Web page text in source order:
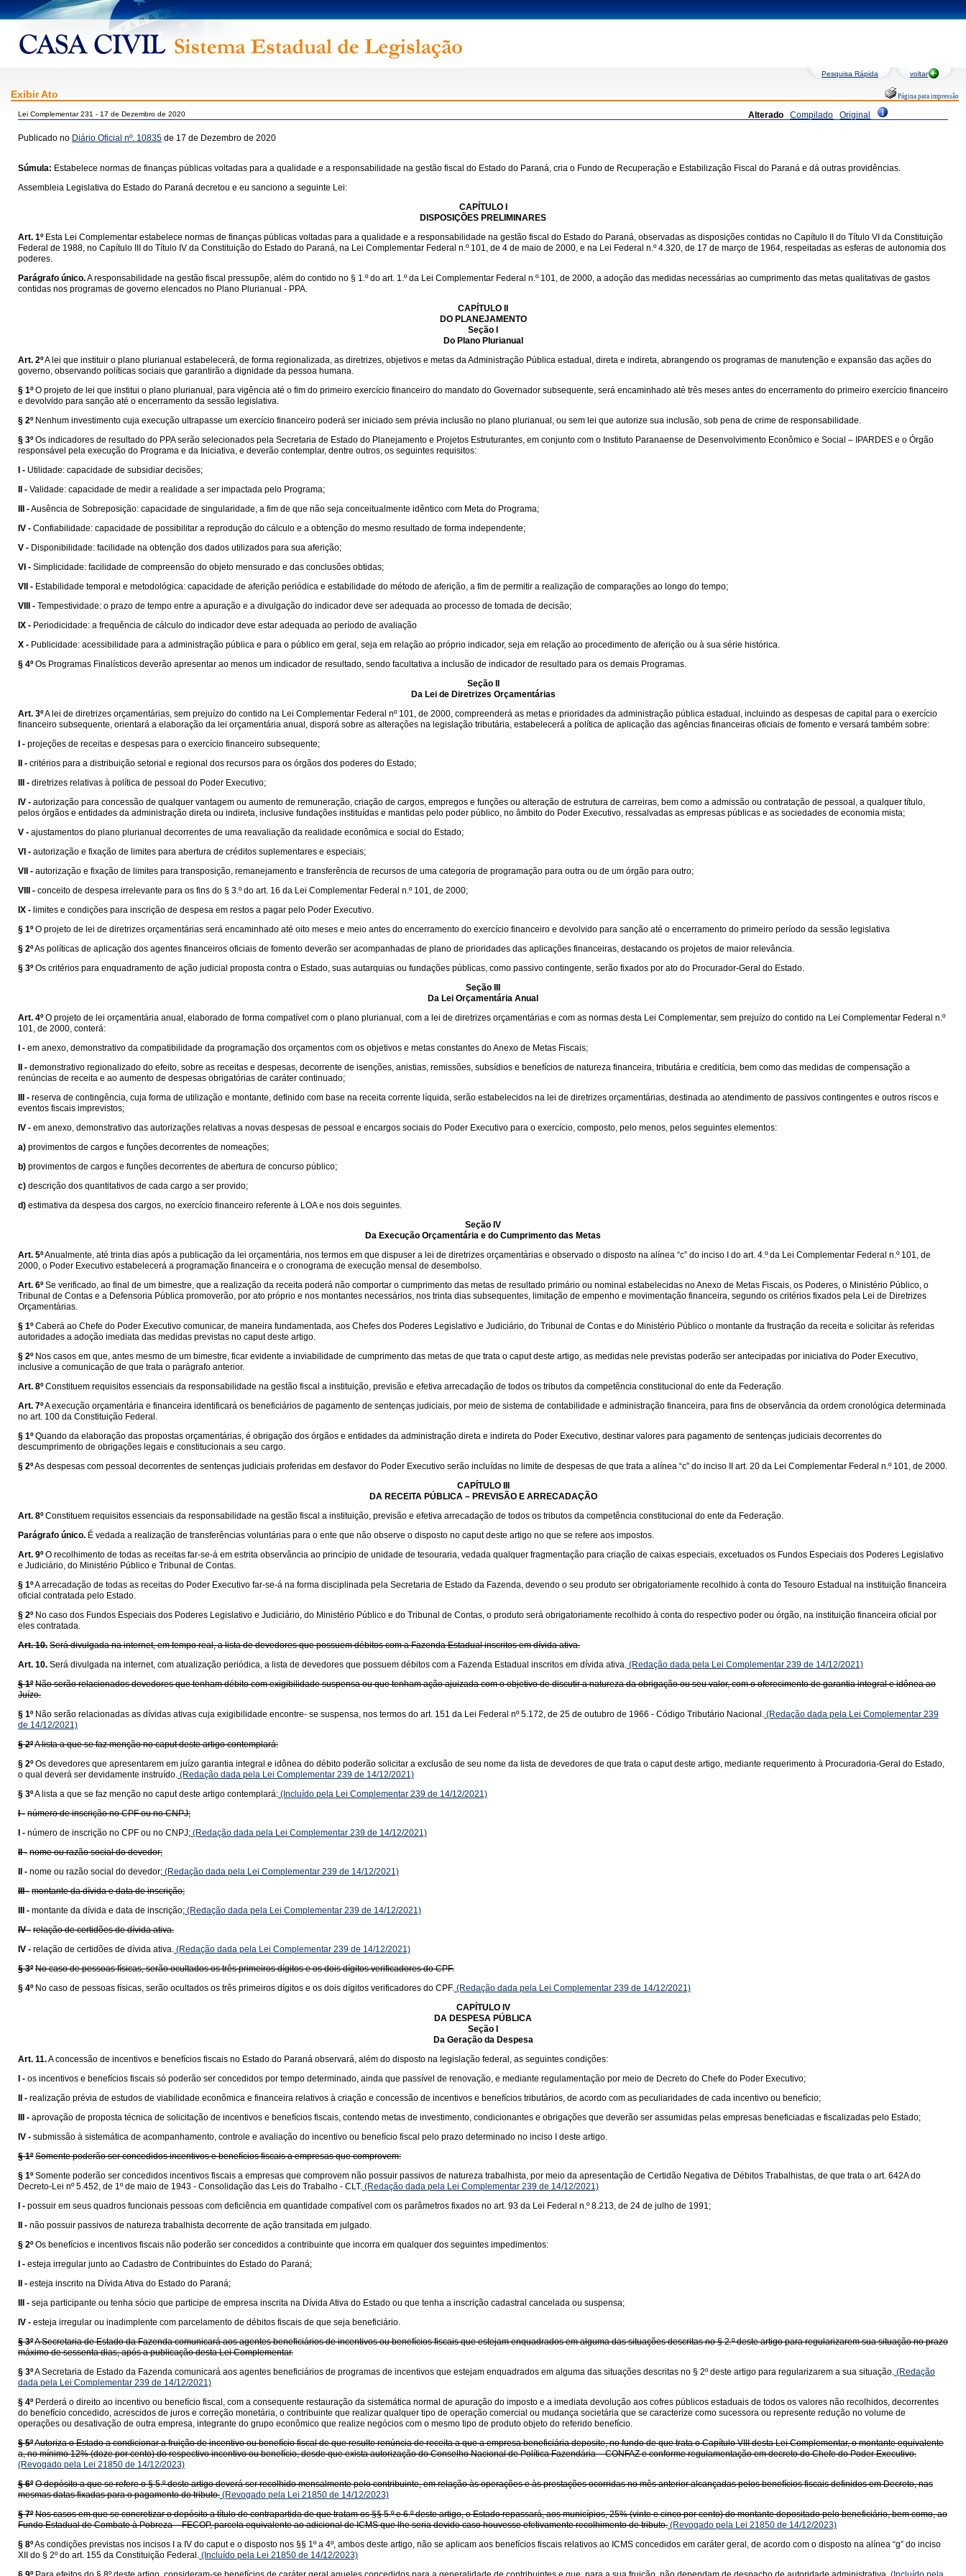
Pesquisa Rápida voltar
Exibir Ato Página para impressão
Alterado Compilado Original
Lei Complementar 231 - 17 de Dezembro de 2020
Publicado no Diário Oficial nº. 10835 de 17 de Dezembro de 2020
Súmula: Estabelece normas de finanças públicas voltadas para a qualidade e a responsabilidade na gestão fiscal do Estado do Paraná, cria o Fundo de Recuperação e Estabilização Fiscal do Paraná e dá outras providências.
Assembleia Legislativa do Estado do Paraná decretou e eu sanciono a seguinte Lei:
CAPÍTULO I
DISPOSIÇÕES PRELIMINARES
Art. 1º Esta Lei Complementar estabelece normas de finanças públicas voltadas para a qualidade e a responsabilidade na gestão fiscal do Estado do Paraná, observadas as disposições contidas no Capítulo II do Título VI da Constituição
Federal de 1988, no Capítulo III do Título IV da Constituição do Estado do Paraná, na Lei Complementar Federal n.º 101, de 4 de maio de 2000, e na Lei Federal n.º 4.320, de 17 de março de 1964, respeitadas as esferas de autonomia dos
poderes.
Parágrafo único.A responsabilidade na gestão fiscal pressupõe, além do contido no § 1.º do art. 1.º da Lei Complementar Federal n.º 101, de 2000, a adoção das medidas necessárias ao cumprimento das metas qualitativas de gastos
contidas nos programas de governo elencados no Plano Plurianual - PPA.
CAPÍTULO II
DO PLANEJAMENTO
Seção I
Do Plano Plurianual
Art. 2ºA lei que instituir o plano plurianual estabelecerá, de forma regionalizada, as diretrizes, objetivos e metas da Administração Pública estadual, direta e indireta, abrangendo os programas de manutenção e expansão das ações do
governo, observando políticas sociais que garantirão a dignidade da pessoa humana.
§ 1º O projeto de lei que institui o plano plurianual, para vigência até o fim do primeiro exercício financeiro do mandato do Governador subsequente, será encaminhado até três meses antes do encerramento do primeiro exercício financeiro
e devolvido para sanção até o encerramento da sessão legislativa.
§ 2º Nenhum investimento cuja execução ultrapasse um exercício financeiro poderá ser iniciado sem prévia inclusão no plano plurianual, ou sem lei que autorize sua inclusão, sob pena de crime de responsabilidade.
§ 3º Os indicadores de resultado do PPA serão selecionados pela Secretaria de Estado do Planejamento e Projetos Estruturantes, em conjunto com o Instituto Paranaense de Desenvolvimento Econômico e Social – IPARDES e o Órgão
responsável pela execução do Programa e da Iniciativa, e deverão contemplar, dentre outros, os seguintes requisitos:
I - Utilidade: capacidade de subsidiar decisões;
II - Validade: capacidade de medir a realidade a ser impactada pelo Programa;
III -Ausência de Sobreposição: capacidade de singularidade, a fim de que não seja conceitualmente idêntico com Meta do Programa;
IV - Confiabilidade: capacidade de possibilitar a reprodução do cálculo e a obtenção do mesmo resultado de forma independente;
V - Disponibilidade: facilidade na obtenção dos dados utilizados para sua aferição;
VI - Simplicidade: facilidade de compreensão do objeto mensurado e das conclusões obtidas;
VII - Estabilidade temporal e metodológica: capacidade de aferição periódica e estabilidade do método de aferição, a fim de permitir a realização de comparações ao longo do tempo;
VIII - Tempestividade: o prazo de tempo entre a apuração e a divulgação do indicador deve ser adequada ao processo de tomada de decisão;
IX - Periodicidade: a frequência de cálculo do indicador deve estar adequada ao período de avaliação
X - Publicidade: acessibilidade para a administração pública e para o público em geral, seja em relação ao próprio indicador, seja em relação ao procedimento de aferição ou à sua série histórica.
§ 4º Os Programas Finalísticos deverão apresentar ao menos um indicador de resultado, sendo facultativa a inclusão de indicador de resultado para os demais Programas.
Seção II
Da Lei de Diretrizes Orçamentárias
Art. 3ºA lei de diretrizes orçamentárias, sem prejuízo do contido na Lei Complementar Federal nº 101, de 2000, compreenderá as metas e prioridades da administração pública estadual, incluindo as despesas de capital para o exercício
financeiro subsequente, orientará a elaboração da lei orçamentária anual, disporá sobre as alterações na legislação tributária, estabelecerá a política de aplicação das agências financeiras oficiais de fomento e versará também sobre:
I - projeções de receitas e despesas para o exercício financeiro subsequente;
II - critérios para a distribuição setorial e regional dos recursos para os órgãos dos poderes do Estado;
III - diretrizes relativas à política de pessoal do Poder Executivo;
IV - autorização para concessão de qualquer vantagem ou aumento de remuneração, criação de cargos, empregos e funções ou alteração de estrutura de carreiras, bem como a admissão ou contratação de pessoal, a qualquer título,
pelos órgãos e entidades da administração direta ou indireta, inclusive fundações instituídas e mantidas pelo poder público, no âmbito do Poder Executivo, ressalvadas as empresas públicas e as sociedades de economia mista;
V - ajustamentos do plano plurianual decorrentes de uma reavaliação da realidade econômica e social do Estado;
VI - autorização e fixação de limites para abertura de créditos suplementares e especiais;
VII - autorização e fixação de limites para transposição, remanejamento e transferência de recursos de uma categoria de programação para outra ou de um órgão para outro;
VIII - conceito de despesa irrelevante para os fins do § 3.º do art. 16 da Lei Complementar Federal n.º 101, de 2000;
IX - limites e condições para inscrição de despesa em restos a pagar pelo Poder Executivo.
§ 1º O projeto de lei de diretrizes orçamentárias será encaminhado até oito meses e meio antes do encerramento do exercício financeiro e devolvido para sanção até o encerramento do primeiro período da sessão legislativa
§ 2ºAs políticas de aplicação dos agentes financeiros oficiais de fomento deverão ser acompanhadas de plano de prioridades das aplicações financeiras, destacando os projetos de maior relevância.
§ 3º Os critérios para enquadramento de ação judicial proposta contra o Estado, suas autarquias ou fundações públicas, como passivo contingente, serão fixados por ato do Procurador-Geral do Estado.
Seção III
Da Lei Orçamentária Anual
Art. 4º O projeto de lei orçamentária anual, elaborado de forma compatível com o plano plurianual, com a lei de diretrizes orçamentárias e com as normas desta Lei Complementar, sem prejuízo do contido na Lei Complementar Federal n.º
101, de 2000, conterá:
I - em anexo, demonstrativo da compatibilidade da programação dos orçamentos com os objetivos e metas constantes do Anexo de Metas Fiscais;
II - demonstrativo regionalizado do efeito, sobre as receitas e despesas, decorrente de isenções, anistias, remissões, subsídios e benefícios de natureza financeira, tributária e creditícia, bem como das medidas de compensação a
renúncias de receita e ao aumento de despesas obrigatórias de caráter continuado;
III - reserva de contingência, cuja forma de utilização e montante, definido com base na receita corrente líquida, serão estabelecidos na lei de diretrizes orçamentárias, destinada ao atendimento de passivos contingentes e outros riscos e
eventos fiscais imprevistos;
IV - em anexo, demonstrativo das autorizações relativas a novas despesas de pessoal e encargos sociais do Poder Executivo para o exercício, composto, pelo menos, pelos seguintes elementos:
a) provimentos de cargos e funções decorrentes de nomeações;
b) provimentos de cargos e funções decorrentes de abertura de concurso público;
c) descrição dos quantitativos de cada cargo a ser provido;
d) estimativa da despesa dos cargos, no exercício financeiro referente à LOA e nos dois seguintes.
Seção IV
Da Execução Orçamentária e do Cumprimento das Metas
Art. 5ºAnualmente, até trinta dias após a publicação da lei orçamentária, nos termos em que dispuser a lei de diretrizes orçamentárias e observado o disposto na alínea “c” do inciso I do art. 4.º da Lei Complementar Federal n.º 101, de
2000, o Poder Executivo estabelecerá a programação financeira e o cronograma de execução mensal de desembolso.
Art. 6º Se verificado, ao final de um bimestre, que a realização da receita poderá não comportar o cumprimento das metas de resultado primário ou nominal estabelecidas no Anexo de Metas Fiscais, os Poderes, o Ministério Público, o
Tribunal de Contas e a Defensoria Pública promoverão, por ato próprio e nos montantes necessários, nos trinta dias subsequentes, limitação de empenho e movimentação financeira, segundo os critérios fixados pela Lei de Diretrizes
Orçamentárias.
§ 1º Caberá ao Chefe do Poder Executivo comunicar, de maneira fundamentada, aos Chefes dos Poderes Legislativo e Judiciário, do Tribunal de Contas e do Ministério Público o montante da frustração da receita e solicitar às referidas
autoridades a adoção imediata das medidas previstas no caput deste artigo.
§ 2º Nos casos em que, antes mesmo de um bimestre, ficar evidente a inviabilidade de cumprimento das metas de que trata o caput deste artigo, as medidas nele previstas poderão ser antecipadas por iniciativa do Poder Executivo,
inclusive a comunicação de que trata o parágrafo anterior.
Art. 8º Constituem requisitos essenciais da responsabilidade na gestão fiscal a instituição, previsão e efetiva arrecadação de todos os tributos da competência constitucional do ente da Federação.
Art. 7ºA execução orçamentária e financeira identificará os beneficiários de pagamento de sentenças judiciais, por meio de sistema de contabilidade e administração financeira, para fins de observância da ordem cronológica determinada
no art. 100 da Constituição Federal.
§ 1º Quando da elaboração das propostas orçamentárias, é obrigação dos órgãos e entidades da administração direta e indireta do Poder Executivo, destinar valores para pagamento de sentenças judiciais decorrentes do
descumprimento de obrigações legais e constitucionais a seu cargo.
§ 2ºAs despesas com pessoal decorrentes de sentenças judiciais proferidas em desfavor do Poder Executivo serão incluídas no limite de despesas de que trata a alínea “c” do inciso II art. 20 da Lei Complementar Federal n.º 101, de 2000.
CAPÍTULO III
DA RECEITA PÚBLICA – PREVISÃO E ARRECADAÇÃO
Art. 8º Constituem requisitos essenciais da responsabilidade na gestão fiscal a instituição, previsão e efetiva arrecadação de todos os tributos da competência constitucional do ente da Federação.
Parágrafo único. É vedada a realização de transferências voluntárias para o ente que não observe o disposto no caput deste artigo no que se refere aos impostos.
Art. 9º O recolhimento de todas as receitas far-se-á em estrita observância ao princípio de unidade de tesouraria, vedada qualquer fragmentação para criação de caixas especiais, excetuados os Fundos Especiais dos Poderes Legislativo
e Judiciário, do Ministério Público e Tribunal de Contas.
§ 1ºA arrecadação de todas as receitas do Poder Executivo far-se-á na forma disciplinada pela Secretaria de Estado da Fazenda, devendo o seu produto ser obrigatoriamente recolhido à conta do Tesouro Estadual na instituição financeira
oficial contratada pelo Estado.
§ 2º No caso dos Fundos Especiais dos Poderes Legislativo e Judiciário, do Ministério Público e do Tribunal de Contas, o produto será obrigatoriamente recolhido à conta do respectivo poder ou órgão, na instituição financeira oficial por
eles contratada.
Art. 10. Será divulgada na internet, em tempo real, a lista de devedores que possuem débitos com a Fazenda Estadual inscritos em dívida ativa.
Art. 10. Será divulgada na internet, com atualização periódica, a lista de devedores que possuem débitos com a Fazenda Estadual inscritos em dívida ativa. (Redação dada pela Lei Complementar 239 de 14/12/2021)
§ 1º Não serão relacionados devedores que tenham débito com exigibilidade suspensa ou que tenham ação ajuizada com o objetivo de discutir a natureza da obrigação ou seu valor, com o oferecimento de garantia integral e idônea ao
Juízo.
§ 1º Não serão relacionadas as dívidas ativas cuja exigibilidade encontre- se suspensa, nos termos do art. 151 da Lei Federal nº 5.172, de 25 de outubro de 1966 - Código Tributário Nacional. (Redação dada pela Lei Complementar 239
de 14/12/2021)
§ 2ºA lista a que se faz menção no caput deste artigo contemplará:
§ 2º Os devedores que apresentarem em juízo garantia integral e idônea do débito poderão solicitar a exclusão de seu nome da lista de devedores de que trata o caput deste artigo, mediante requerimento à Procuradoria-Geral do Estado,
o qual deverá ser devidamente instruído. (Redação dada pela Lei Complementar 239 de 14/12/2021)
§ 3ºA lista a que se faz menção no caput deste artigo contemplará: (Incluído pela Lei Complementar 239 de 14/12/2021)
I - número de inscrição no CPF ou no CNPJ;
I - número de inscrição no CPF ou no CNPJ; (Redação dada pela Lei Complementar 239 de 14/12/2021)
II - nome ou razão social do devedor;
II - nome ou razão social do devedor; (Redação dada pela Lei Complementar 239 de 14/12/2021)
III - montante da dívida e data de inscrição;
III - montante da dívida e data de inscrição; (Redação dada pela Lei Complementar 239 de 14/12/2021)
IV - relação de certidões de dívida ativa.
IV - relação de certidões de dívida ativa. (Redação dada pela Lei Complementar 239 de 14/12/2021)
§ 3º No caso de pessoas físicas, serão ocultados os três primeiros dígitos e os dois dígitos verificadores do CPF.
§ 4º No caso de pessoas físicas, serão ocultados os três primeiros dígitos e os dois dígitos verificadores do CPF. (Redação dada pela Lei Complementar 239 de 14/12/2021)
CAPÍTULO IV
DA DESPESA PÚBLICA
Seção I
Da Geração da Despesa
Art. 11.A concessão de incentivos e benefícios fiscais no Estado do Paraná observará, além do disposto na legislação federal, as seguintes condições:
I - os incentivos e benefícios fiscais só poderão ser concedidos por tempo determinado, ainda que passível de renovação, e mediante regulamentação por meio de Decreto do Chefe do Poder Executivo;
II - realização prévia de estudos de viabilidade econômica e financeira relativos à criação e concessão de incentivos e benefícios tributários, de acordo com as peculiaridades de cada incentivo ou benefício;
III - aprovação de proposta técnica de solicitação de incentivos e benefícios fiscais, contendo metas de investimento, condicionantes e obrigações que deverão ser assumidas pelas empresas beneficiadas e fiscalizadas pelo Estado;
IV - submissão à sistemática de acompanhamento, controle e avaliação do incentivo ou benefício fiscal pelo prazo determinado no inciso I deste artigo.
§ 1º Somente poderão ser concedidos incentivos e benefícios fiscais a empresas que comprovem:
§ 1º Somente poderão ser concedidos incentivos fiscais a empresas que comprovem não possuir passivos de natureza trabalhista, por meio da apresentação de Certidão Negativa de Débitos Trabalhistas, de que trata o art. 642A do
Decreto-Lei nº 5.452, de 1º de maio de 1943 - Consolidação das Leis do Trabalho - CLT. (Redação dada pela Lei Complementar 239 de 14/12/2021)
I - possuir em seus quadros funcionais pessoas com deficiência em quantidade compatível com os parâmetros fixados no art. 93 da Lei Federal n.º 8.213, de 24 de julho de 1991;
II - não possuir passivos de natureza trabalhista decorrente de ação transitada em julgado.
§ 2º Os benefícios e incentivos fiscais não poderão ser concedidos a contribuinte que incorra em qualquer dos seguintes impedimentos:
I - esteja irregular junto ao Cadastro de Contribuintes do Estado do Paraná;
II - esteja inscrito na Dívida Ativa do Estado do Paraná;
III - seja participante ou tenha sócio que participe de empresa inscrita na Dívida Ativa do Estado ou que tenha a inscrição cadastral cancelada ou suspensa;
IV - esteja irregular ou inadimplente com parcelamento de débitos fiscais de que seja beneficiário.
§ 3ºA Secretaria de Estado da Fazenda comunicará aos agentes beneficiários de incentivos ou benefícios fiscais que estejam enquadrados em alguma das situações descritas no § 2.º deste artigo para regularizarem sua situação no prazo
máximo de sessenta dias, após a publicação desta Lei Complementar.
§ 3ºA Secretaria de Estado da Fazenda comunicará aos agentes beneficiários de programas de incentivos que estejam enquadrados em alguma das situações descritas no § 2º deste artigo para regularizarem a sua situação. (Redação
dada pela Lei Complementar 239 de 14/12/2021)
§ 4º Perderá o direito ao incentivo ou benefício fiscal, com a consequente restauração da sistemática normal de apuração do imposto e a imediata devolução aos cofres públicos estaduais de todos os valores não recolhidos, decorrentes
do benefício concedido, acrescidos de juros e correção monetária, o contribuinte que realizar qualquer tipo de operação comercial ou mudança societária que se caracterize como sucessora ou represente redução no volume de
operações ou desativação de outra empresa, integrante do grupo econômico que realize negócios com o mesmo tipo de produto objeto do referido benefício.
§ 5ºAutoriza o Estado a condicionar a fruição de incentivo ou benefício fiscal de que resulte renúncia de receita a que a empresa beneficiária deposite, no fundo de que trata o Capítulo VIII desta Lei Complementar, o montante equivalente
a, no mínimo 12% (doze por cento) do respectivo incentivo ou benefício, desde que exista autorização do Conselho Nacional de Política Fazendária – CONFAZ e conforme regulamentação em decreto do Chefe do Poder Executivo.
(Revogado pela Lei 21850 de 14/12/2023)
§ 6º O depósito a que se refere o § 5.º deste artigo deverá ser recolhido mensalmente pelo contribuinte, em relação às operações e às prestações ocorridas no mês anterior alcançadas pelos benefícios fiscais definidos em Decreto, nas
mesmas datas fixadas para o pagamento do tributo. (Revogado pela Lei 21850 de 14/12/2023)
§ 7º Nos casos em que se concretizar o depósito a título de contrapartida de que tratam os §§ 5.º e 6.º deste artigo, o Estado repassará, aos municípios, 25% (vinte e cinco por cento) do montante depositado pelo beneficiário, bem como, ao
Fundo Estadual de Combate à Pobreza – FECOP, parcela equivalente ao adicional de ICMS que lhe seria devido caso houvesse efetivamente recolhimento de tributo. (Revogado pela Lei 21850 de 14/12/2023)
§ 8ºAs condições previstas nos incisos I a IV do caput e o disposto nos §§ 1º a 4º, ambos deste artigo, não se aplicam aos benefícios fiscais relativos ao ICMS concedidos em caráter geral, de acordo com o disposto na alínea “g” do inciso
XII do § 2º do art. 155 da Constituição Federal. (Incluído pela Lei 21850 de 14/12/2023)